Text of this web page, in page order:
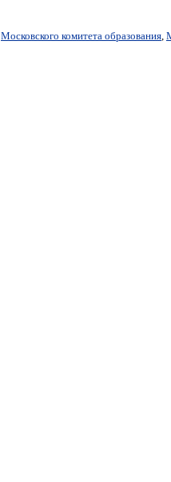
Московского комитета образования,